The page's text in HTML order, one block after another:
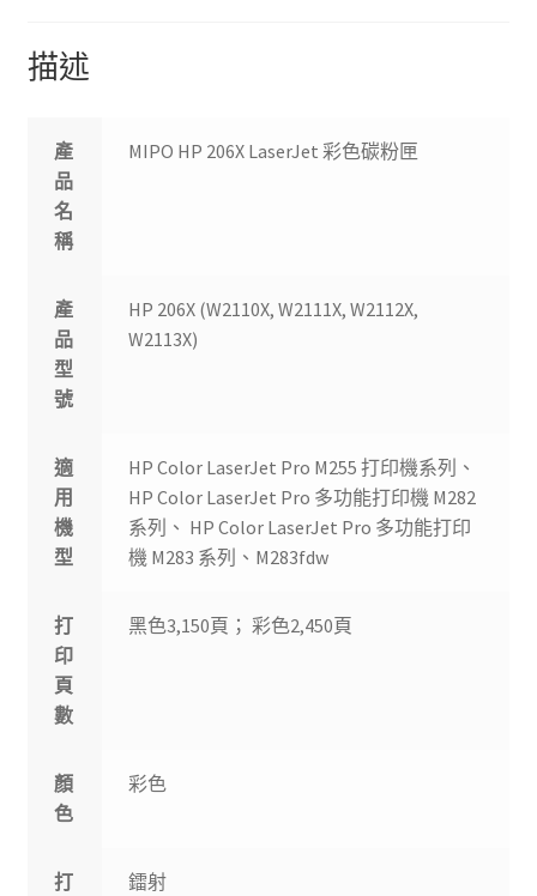
描述
產
品
名
稱
MIPO HP 206X LaserJet 彩色碳粉匣
產
品
型
號
HP 206X (W2110X, W2111X, W2112X,
W2113X)
適
用
機
型
HP Color LaserJet Pro M255 打印機系列、
HP Color LaserJet Pro 多功能打印機 M282
系列、 HP Color LaserJet Pro 多功能打印
機 M283 系列、M283fdw
打
印
頁
數
黑色3,150頁； 彩色2,450頁
顏
色
彩色
打
鐳射